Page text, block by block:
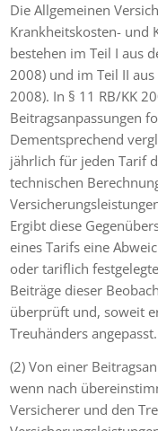
Die Allgemeinen
Krankheitskosten- und
bestehen im Teil I aus
2008) und im Teil II
2008). In § 11 RB/KK
Beitragsanpassungen
Dementsprechend
jährlich für jeden Tarif
technischen
Ergibt diese
eines Tarifs eine
oder tariflich
Beiträge dieser
überprüft und, soweit
Treuhänders
(2) Von einer
wenn nach
Versicherer und den